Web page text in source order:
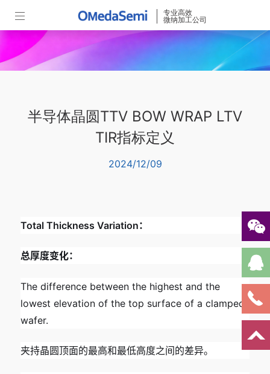
专业高效
微纳加工公司
半导体晶圆TTV BOW WRAP LTV
TIR指标定义
2024/12/09
Total Thickness Variation：
总厚度变化：
The difference between the highest and the
lowest elevation of the top surface of a clamped
wafer.
夹持晶圆顶面的最高和最低高度之间的差异。